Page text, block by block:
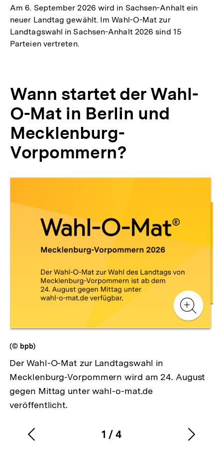
Am 6. September 2026 wird in Sachsen-Anhalt ein
neuer Landtag gewählt. Im Wahl-O-Mat zur
Landtagswahl in Sachsen-Anhalt 2026 sind 15
Parteien vertreten.
Wann startet der Wahl-
O-Mat in Berlin und
Mecklenburg-
Vorpommern?
Zur
Zur
Zum Inhalt
(© bpb)
Der Wahl-O-Mat zur Landtagswahl in
Mecklenburg-Vorpommern wird am 24. August
gegen Mittag unter wahl-o-mat.de
veröffentlicht.
Karussellinhalt
1
von
/4
Vorherigen